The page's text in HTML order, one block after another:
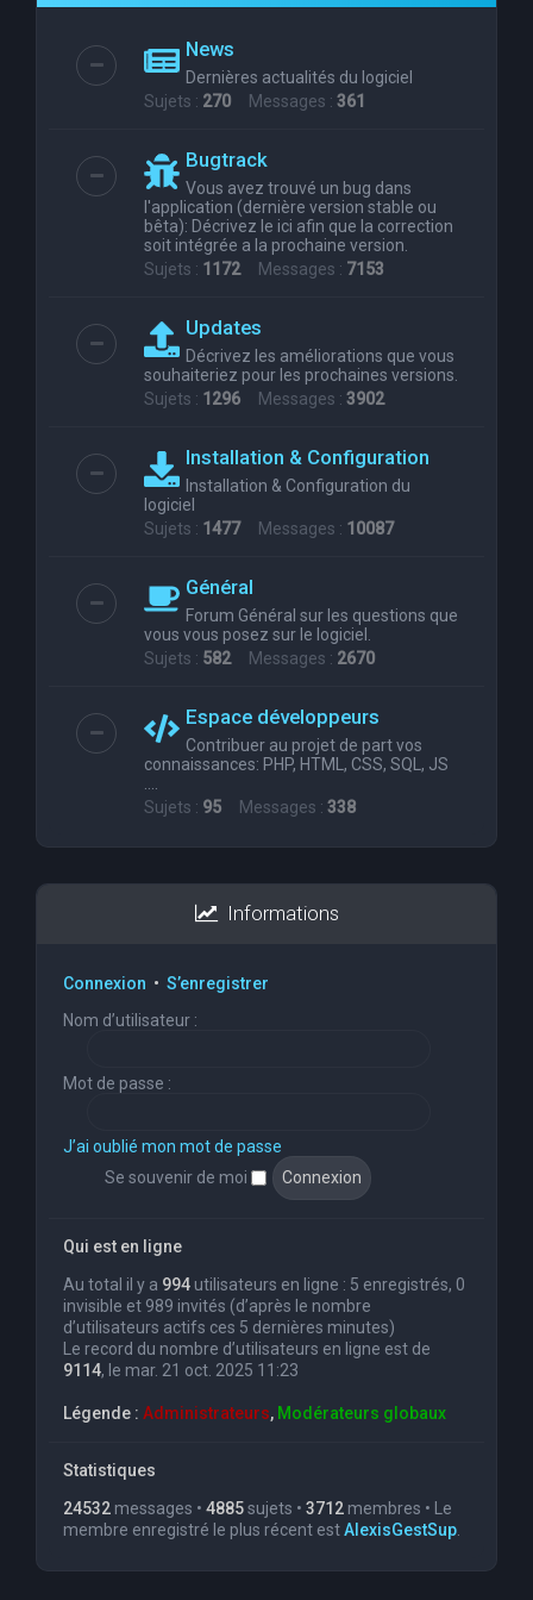
News
Dernières actualités du logiciel
Sujets : 270 Messages : 361
Bugtrack
Vous avez trouvé un bug dans
l'application (dernière version stable ou
bêta): Décrivez le ici afin que la correction
soit intégrée a la prochaine version.
Sujets : 1172Messages : 7153
Updates
Décrivez les améliorations que vous
souhaiteriez pour les prochaines versions.
Sujets : 1296 Messages : 3902
Installation & Configuration
Installation & Configuration du
logiciel
Sujets : 1477Messages : 10087
Général
Forum Général sur les questions que
vous vous posez sur le logiciel.
Sujets : 582Messages : 2670
Espace développeurs
Contribuer au projet de part vos
connaissances: PHP, HTML, CSS, SQL, JS
....
Sujets : 95 Messages : 338
Informations
Connexion • S’enregistrer
Nom d’utilisateur :
Mot de passe :
J’ai oublié mon mot de passe
Se souvenir de moi
Qui est en ligne
Au total il y a 994 utilisateurs en ligne : 5 enregistrés, 0
invisible et 989 invités (d’après le nombre
d’utilisateurs actifs ces 5 dernières minutes)
Le record du nombre d’utilisateurs en ligne est de
9114, le mar. 21 oct. 2025 11:23
Légende : Administrateurs, Modérateurs globaux
Statistiques
24532 messages • 4885sujets • 3712 membres • Le
membre enregistré le plus récent estAlexisGestSup.